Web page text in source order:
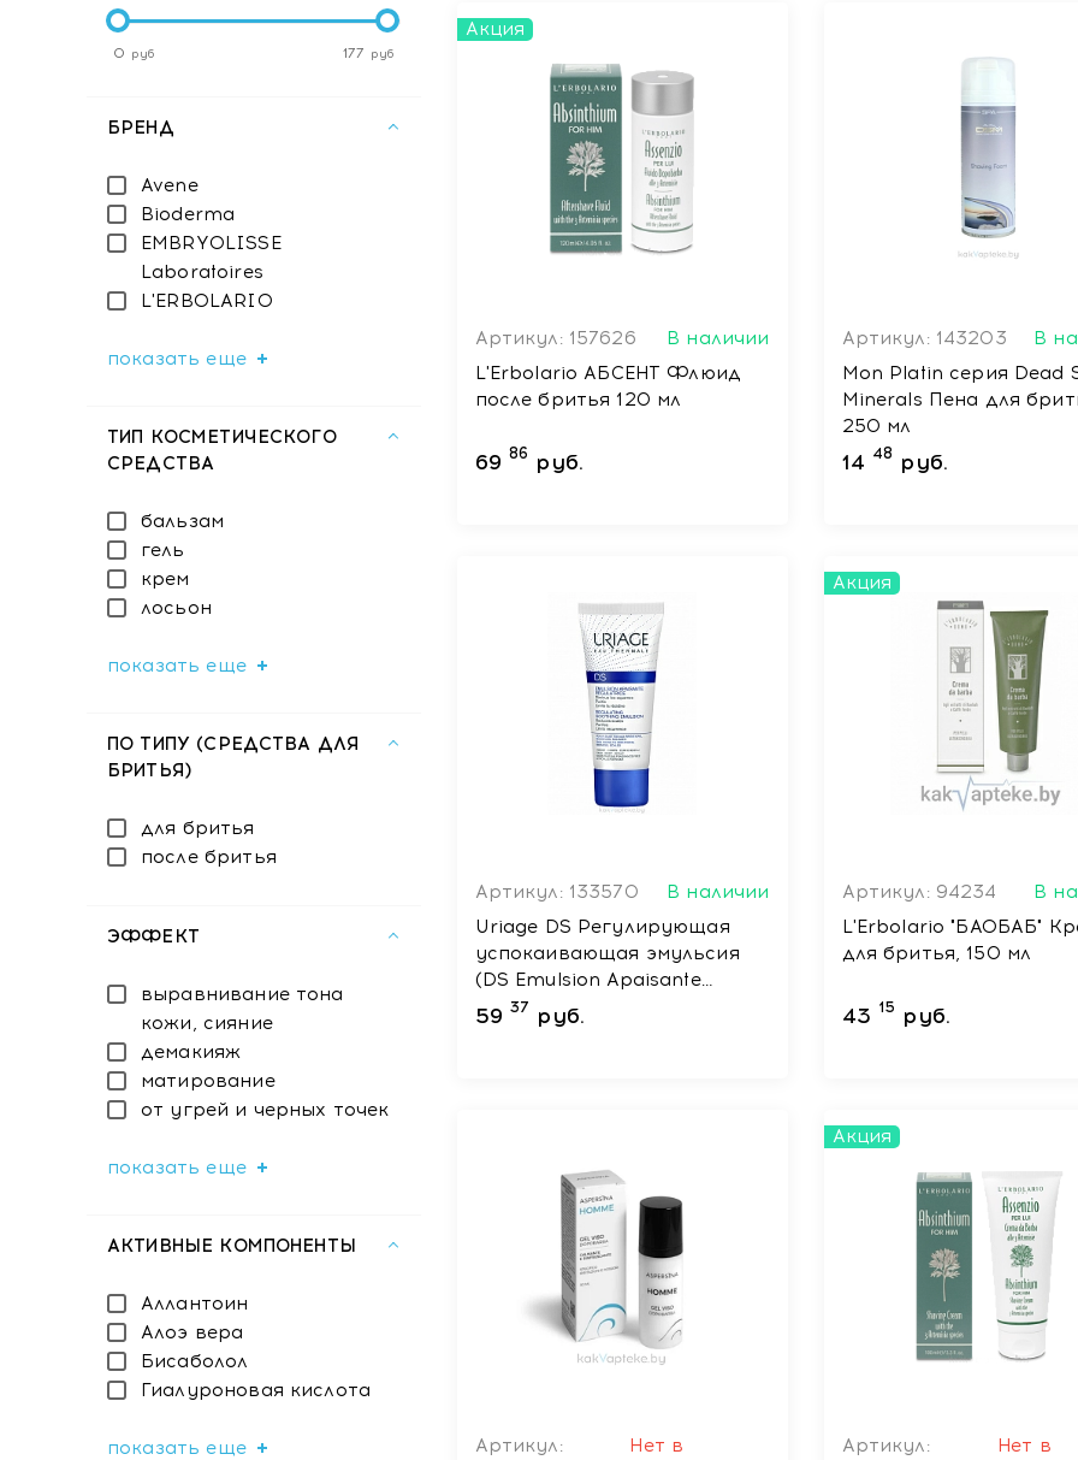
0 руб 177 руб
БРЕНД
Avene
Bioderma
EMBRYOLISSE
Laboratoires
L'ERBOLARIO
показать еще
ТИП КОСМЕТИЧЕСКОГО
СРЕДСТВА
бальзам
гель
крем
лосьон
показать еще
ПО ТИПУ (СРЕДСТВА ДЛЯ
БРИТЬЯ)
для бритья
после бритья
ЭФФЕКТ
выравнивание тона
кожи, сияние
демакияж
матирование
от угрей и черных точек
показать еще
АКТИВНЫЕ КОМПОНЕНТЫ
Аллантоин
Алоэ вера
Бисаболол
Гиалуроновая кислота
показать еще
Акция
Артикул: 157626
В наличии
L'Erbolario АБСЕНТ Флюид
после бритья 120 мл
69 86 руб.
Артикул: 143203
В
Mon Platin серия Dead
Minerals Пена для бритья
250 мл
14 48 руб.
Артикул: 133570
В наличии
Uriage DS Регулирующая
успокаивающая эмульсия
(DS Emulsion Apaisante
Regulatrice), 40 мл
59 37 руб.
Акция
Артикул: 94234
В
L'Erbolario "БАОБАБ"
для бритья, 150 мл
43 15 руб.
Артикул:
Нет в
Акция
Артикул:
Нет в